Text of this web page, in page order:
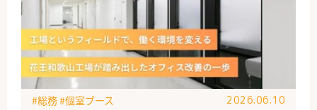
#総務#個室ブース 2026.06.10